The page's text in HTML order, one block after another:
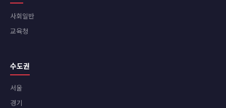
사회일반
교육청
수도권
서울
경기